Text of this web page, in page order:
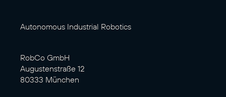
Autonomous Industrial Robotics
RobCo GmbH
Augustenstraße 12
80333 München